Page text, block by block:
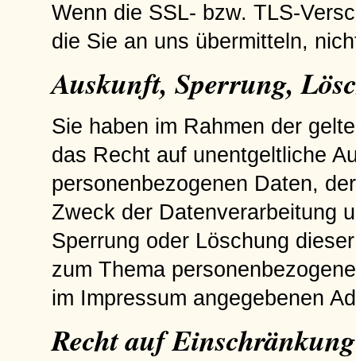
Wenn die SSL- bzw. TLS-
die Sie an uns übermitteln,
Auskunft, Sperrung,
Sie haben im Rahmen der
das Recht auf unentgeltliche
personenbezogenen Daten,
Zweck der Datenverarbeitung
Sperrung oder Löschung
zum Thema
im Impressum angegebenen
Recht auf